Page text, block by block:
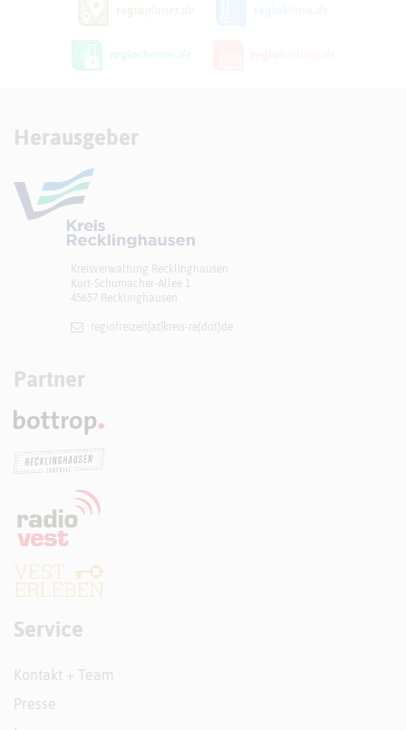
Herausgeber
Kreisverwaltung Recklinghausen
Kurt-Schumacher-Allee 1
45657 Recklinghausen
regiofreizeit[at]​kreis-re(dot)de
Partner
Service
Kontakt + Team
Presse